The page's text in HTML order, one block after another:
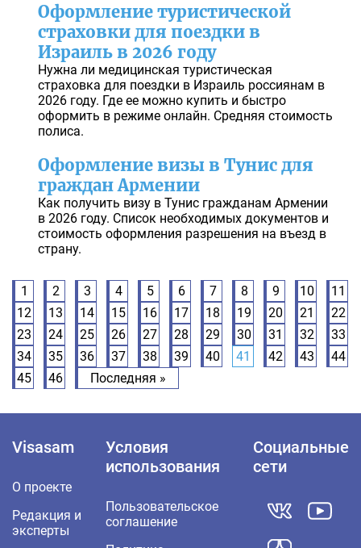
Оформление туристической
страховки для поездки в
Израиль в 2026 году
Нужна ли медицинская туристическая
страховка для поездки в Израиль россиянам в
2026 году. Где ее можно купить и быстро
оформить в режиме онлайн. Средняя стоимость
полиса.
Оформление визы в Тунис для
граждан Армении
Как получить визу в Тунис гражданам Армении
в 2026 году. Список необходимых документов и
стоимость оформления разрешения на въезд в
страну.
1 2 3 4 5 6 7 8 9 10
11
12
13 14 15 16 17 18 19 20 21
22
23
24 25 26 27 28 29 30 31 32
33
34
35 36 37 38 39 40 41 42 43
44
45
46 Последняя »
Visasam
О проекте
Редакция и
эксперты
Условия
использования
Пользовательское
соглашение
Социальные
сети